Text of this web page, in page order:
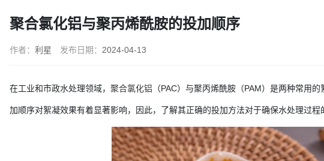
聚合氯化铝与聚丙烯酰胺的投加顺序
作者： 利星 发布日期： 2024-04-13
在工业和市政水处理领域， 聚合氯化铝 （PAC）与聚丙烯酰胺（PAM）是两种常用
加顺序对絮凝效果有着显著影响，因此，了解其正确的投加方法对于确保水处理过程